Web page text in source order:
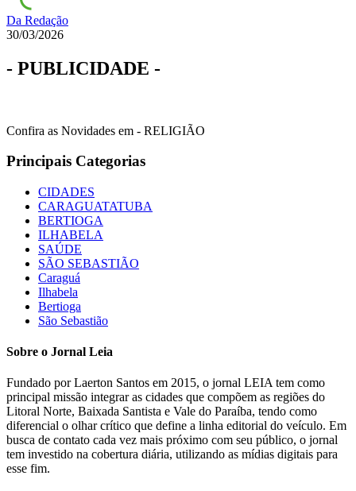
Da Redação
30/03/2026
- PUBLICIDADE -
Confira as Novidades em - RELIGIÃO
Principais Categorias
CIDADES
CARAGUATATUBA
BERTIOGA
ILHABELA
SAÚDE
SÃO SEBASTIÃO
Caraguá
Ilhabela
Bertioga
São Sebastião
Sobre o Jornal Leia
Fundado por Laerton Santos em 2015, o jornal LEIA tem como
principal missão integrar as cidades que compõem as regiões do
Litoral Norte, Baixada Santista e Vale do Paraíba, tendo como
diferencial o olhar crítico que define a linha editorial do veículo. Em
busca de contato cada vez mais próximo com seu público, o jornal
tem investido na cobertura diária, utilizando as mídias digitais para
esse fim.